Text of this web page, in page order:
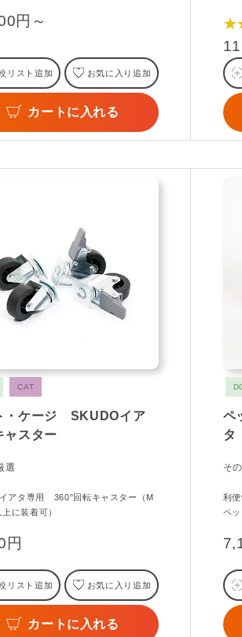
円～
リスト追加 お気に入り追加
カートに入れる
CAT
・ケージ SKUDOイア
ャスター
選
アタ専用 360°回転キャスター（M
に装着可）
円
リスト追加 お気に入り追加
カートに入れる
ペ
タ
そ
利
ペ